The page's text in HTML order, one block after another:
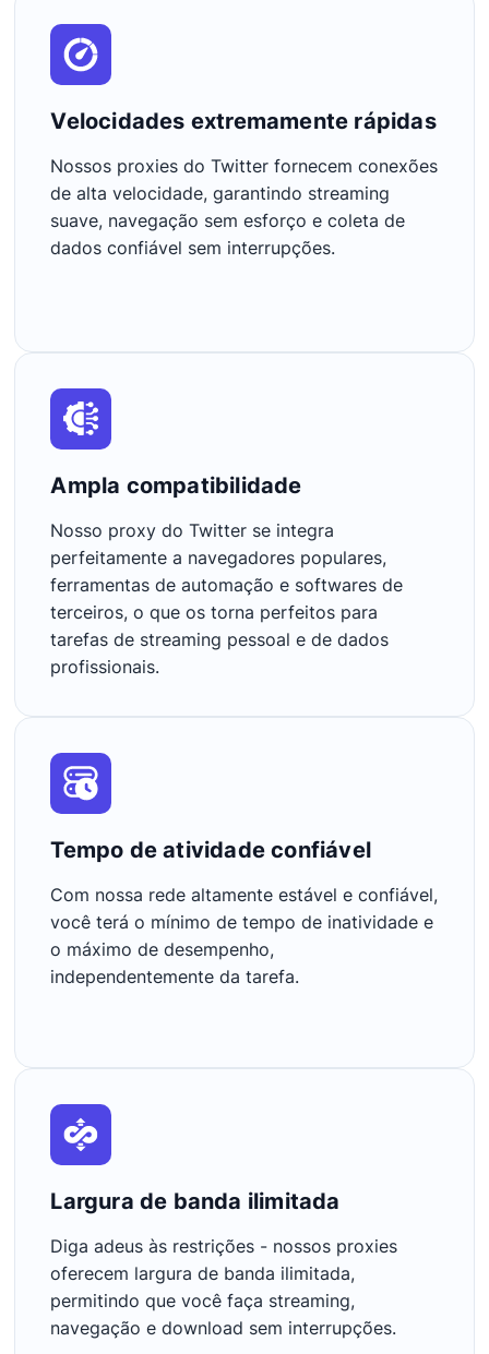
Velocidades extremamente rápidas
Nossos proxies do Twitter fornecem conexões
de alta velocidade, garantindo streaming
suave, navegação sem esforço e coleta de
dados confiável sem interrupções.
Ampla compatibilidade
Nosso proxy do Twitter se integra
perfeitamente a navegadores populares,
ferramentas de automação e softwares de
terceiros, o que os torna perfeitos para
tarefas de streaming pessoal e de dados
profissionais.
Tempo de atividade confiável
Com nossa rede altamente estável e confiável,
você terá o mínimo de tempo de inatividade e
o máximo de desempenho,
independentemente da tarefa.
Largura de banda ilimitada
Diga adeus às restrições - nossos proxies
oferecem largura de banda ilimitada,
permitindo que você faça streaming,
navegação e download sem interrupções.